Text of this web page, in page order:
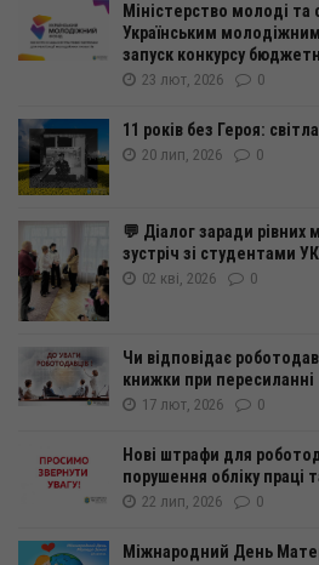
Міністерство молоді та
Українським
запуск конкурсу
23 лют, 2026 0
11 років без Героя:
20 лип, 2026 0
💬 Діалог заради
зустріч зі студентами
02 кві, 2026 0
Чи відповідає
книжки при пересиланні
17 лют, 2026 0
Нові штрафи для
порушення обліку праці
22 лип, 2026 0
Міжнародний День